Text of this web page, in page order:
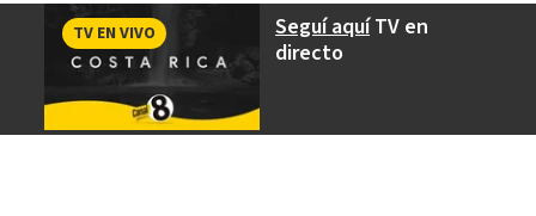
Seguí aquíTV en
directo
TV EN VIVO